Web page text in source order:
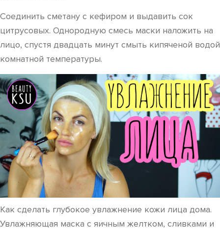
Соединить сметану с кефиром и выдавить сок
цитрусовых. Однородную смесь маски наложить на
лицо, спустя двадцать минут смыть кипяченой водой
комнатной температуры.
Как сделать глубокое увлажнение кожи лица дома.
Увлажняющая маска с яичным желтком, сливками и